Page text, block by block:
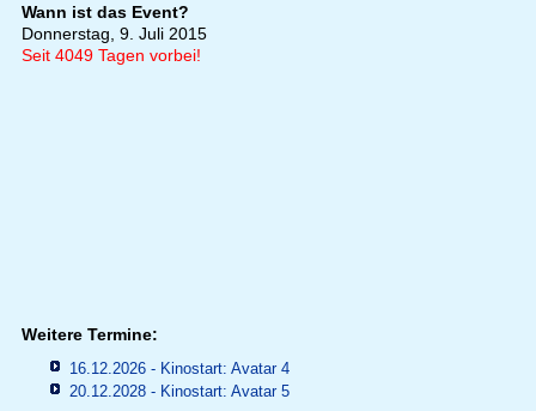
Wann ist das Event?
Donnerstag, 9. Juli 2015
Seit 4049 Tagen vorbei!
Weitere Termine:
16.12.2026 - Kinostart: Avatar 4
20.12.2028 - Kinostart: Avatar 5